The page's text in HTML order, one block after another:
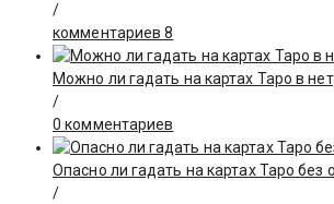
/
комментариев 8
Можно ли гадать на картах Таро в
/
0 комментариев
Опасно ли гадать на картах Таро без
/